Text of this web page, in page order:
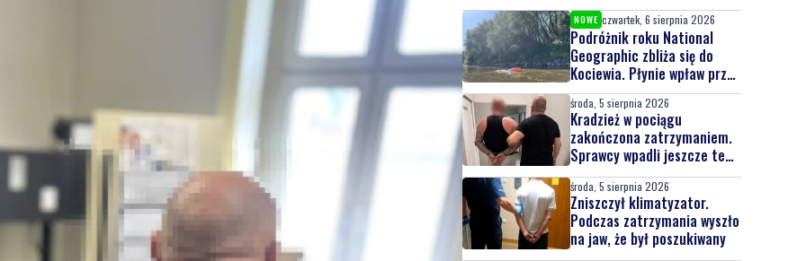
NOWE czwartek, 6 sierpnia 2026
Podróżnik roku National
Geographic zbliża się do
Kociewia. Płynie wpław przez
całą Wisłę
środa, 5 sierpnia 2026
Kradzież w pociągu
zakończona zatrzymaniem.
Sprawcy wpadli jeszcze tego
samego dnia
środa, 5 sierpnia 2026
Zniszczył klimatyzator.
Podczas zatrzymania wyszło
na jaw, że był poszukiwany